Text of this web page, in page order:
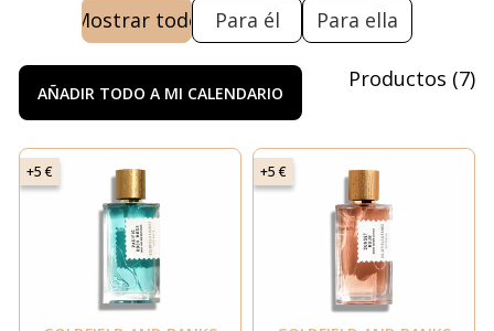
Mostrar todo Para él Para ella
AÑADIR TODO A MI CALENDARIO
Productos (7)
+5 € +5 €
70% DE DESCUENTO